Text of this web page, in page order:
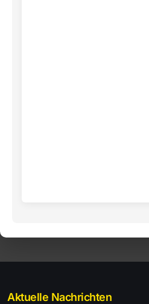
Aktuelle Nachrichten